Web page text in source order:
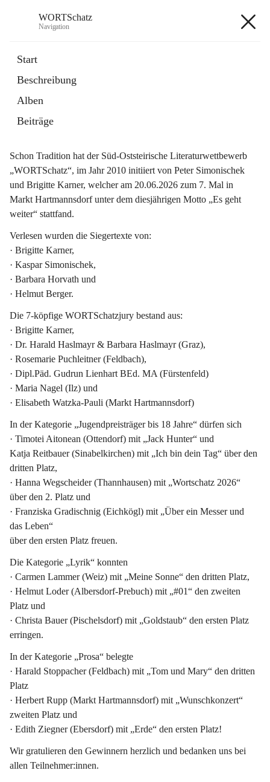
WORTSchatz
Navigation
Start
Beschreibung
Alben
Beiträge
Schon Tradition hat der Süd-Oststeirische Literaturwettbewerb
„WORTSchatz“, im Jahr 2010 initiiert von Peter Simonischek
und Brigitte Karner, welcher am 20.06.2026 zum 7. Mal in
Markt Hartmannsdorf unter dem diesjährigen Motto „Es geht
weiter“ stattfand.
Verlesen wurden die Siegertexte von:
· Brigitte Karner,
· Kaspar Simonischek,
· Barbara Horvath und
· Helmut Berger.
Die 7-köpfige WORTSchatzjury bestand aus:
· Brigitte Karner,
· Dr. Harald Haslmayr & Barbara Haslmayr (Graz),
· Rosemarie Puchleitner (Feldbach),
· Dipl.Päd. Gudrun Lienhart BEd. MA (Fürstenfeld)
· Maria Nagel (Ilz) und
· Elisabeth Watzka-Pauli (Markt Hartmannsdorf)
In der Kategorie „Jugendpreisträger bis 18 Jahre“ dürfen sich
· Timotei Aitonean (Ottendorf) mit „Jack Hunter“ und
Katja Reitbauer (Sinabelkirchen) mit „Ich bin dein Tag“ über den
dritten Platz,
· Hanna Wegscheider (Thannhausen) mit „Wortschatz 2026“
über den 2. Platz und
· Franziska Gradischnig (Eichkögl) mit „Über ein Messer und
das Leben“
über den ersten Platz freuen.
Die Kategorie „Lyrik“ konnten
· Carmen Lammer (Weiz) mit „Meine Sonne“ den dritten Platz,
· Helmut Loder (Albersdorf-Prebuch) mit „#01“ den zweiten
Platz und
· Christa Bauer (Pischelsdorf) mit „Goldstaub“ den ersten Platz
erringen.
In der Kategorie „Prosa“ belegte
· Harald Stoppacher (Feldbach) mit „Tom und Mary“ den dritten
Platz
· Herbert Rupp (Markt Hartmannsdorf) mit „Wunschkonzert“
zweiten Platz und
· Edith Ziegner (Ebersdorf) mit „Erde“ den ersten Platz!
Wir gratulieren den Gewinnern herzlich und bedanken uns bei
allen Teilnehmer:innen.